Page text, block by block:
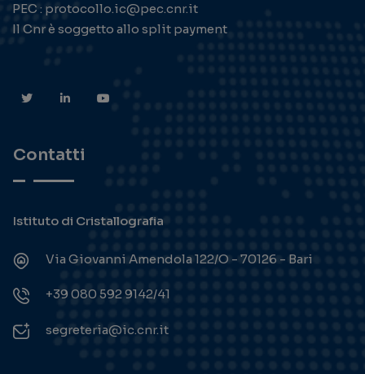
PEC : protocollo.ic@pec.cnr.it
Il Cnr è soggetto allo split payment
Contatti
Istituto di Cristallografia
Via Giovanni Amendola 122/O - 70126 - Bari
+39 080 592 9142/41
segreteria@ic.cnr.it